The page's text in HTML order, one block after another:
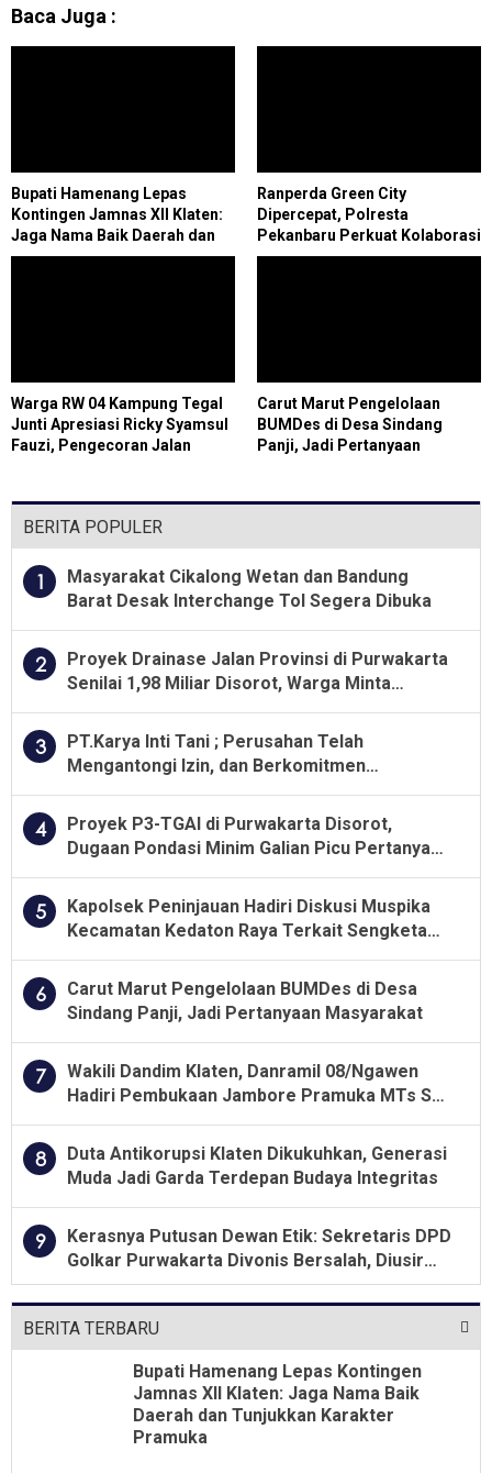
Baca Juga :
Bupati Hamenang Lepas
Kontingen Jamnas XII Klaten:
Jaga Nama Baik Daerah dan
Tunjukkan Karakter Pramuka
Ranperda Green City
Dipercepat, Polresta
Pekanbaru Perkuat Kolaborasi
Wujudkan Kota Hijau
Warga RW 04 Kampung Tegal
Junti Apresiasi Ricky Syamsul
Fauzi, Pengecoran Jalan
Carut Marut Pengelolaan
BUMDes di Desa Sindang
Panji, Jadi Pertanyaan
BERITA POPULER
1
Masyarakat Cikalong Wetan dan Bandung
Barat Desak Interchange Tol Segera Dibuka
2
Proyek Drainase Jalan Provinsi di Purwakarta
Senilai 1,98 Miliar Disorot, Warga Minta
Kualitas Pekerjaan Diawasi Ketat
3
PT.Karya Inti Tani ; Perusahan Telah
Mengantongi Izin, dan Berkomitmen
Menjalankan Aturan Yang Berlaku
4
Proyek P3-TGAI di Purwakarta Disorot,
Dugaan Pondasi Minim Galian Picu Pertanyaan
Besar soal Pengawasan
5
Kapolsek Peninjauan Hadiri Diskusi Muspika
Kecamatan Kedaton Raya Terkait Sengketa
Lahan Kelompok Tani Dengan PT. GNS
6
Carut Marut Pengelolaan BUMDes di Desa
Sindang Panji, Jadi Pertanyaan Masyarakat
7
Wakili Dandim Klaten, Danramil 08/Ngawen
Hadiri Pembukaan Jambore Pramuka MTs Se-
Jawa Tengah 2026
8
Duta Antikorupsi Klaten Dikukuhkan, Generasi
Muda Jadi Garda Terdepan Budaya Integritas
9
Kerasnya Putusan Dewan Etik: Sekretaris DPD
Golkar Purwakarta Divonis Bersalah, Diusir
Dari Jabatan Selama Empat Tahun
BERITA TERBARU
Bupati Hamenang Lepas Kontingen
Jamnas XII Klaten: Jaga Nama Baik
Daerah dan Tunjukkan Karakter
Pramuka